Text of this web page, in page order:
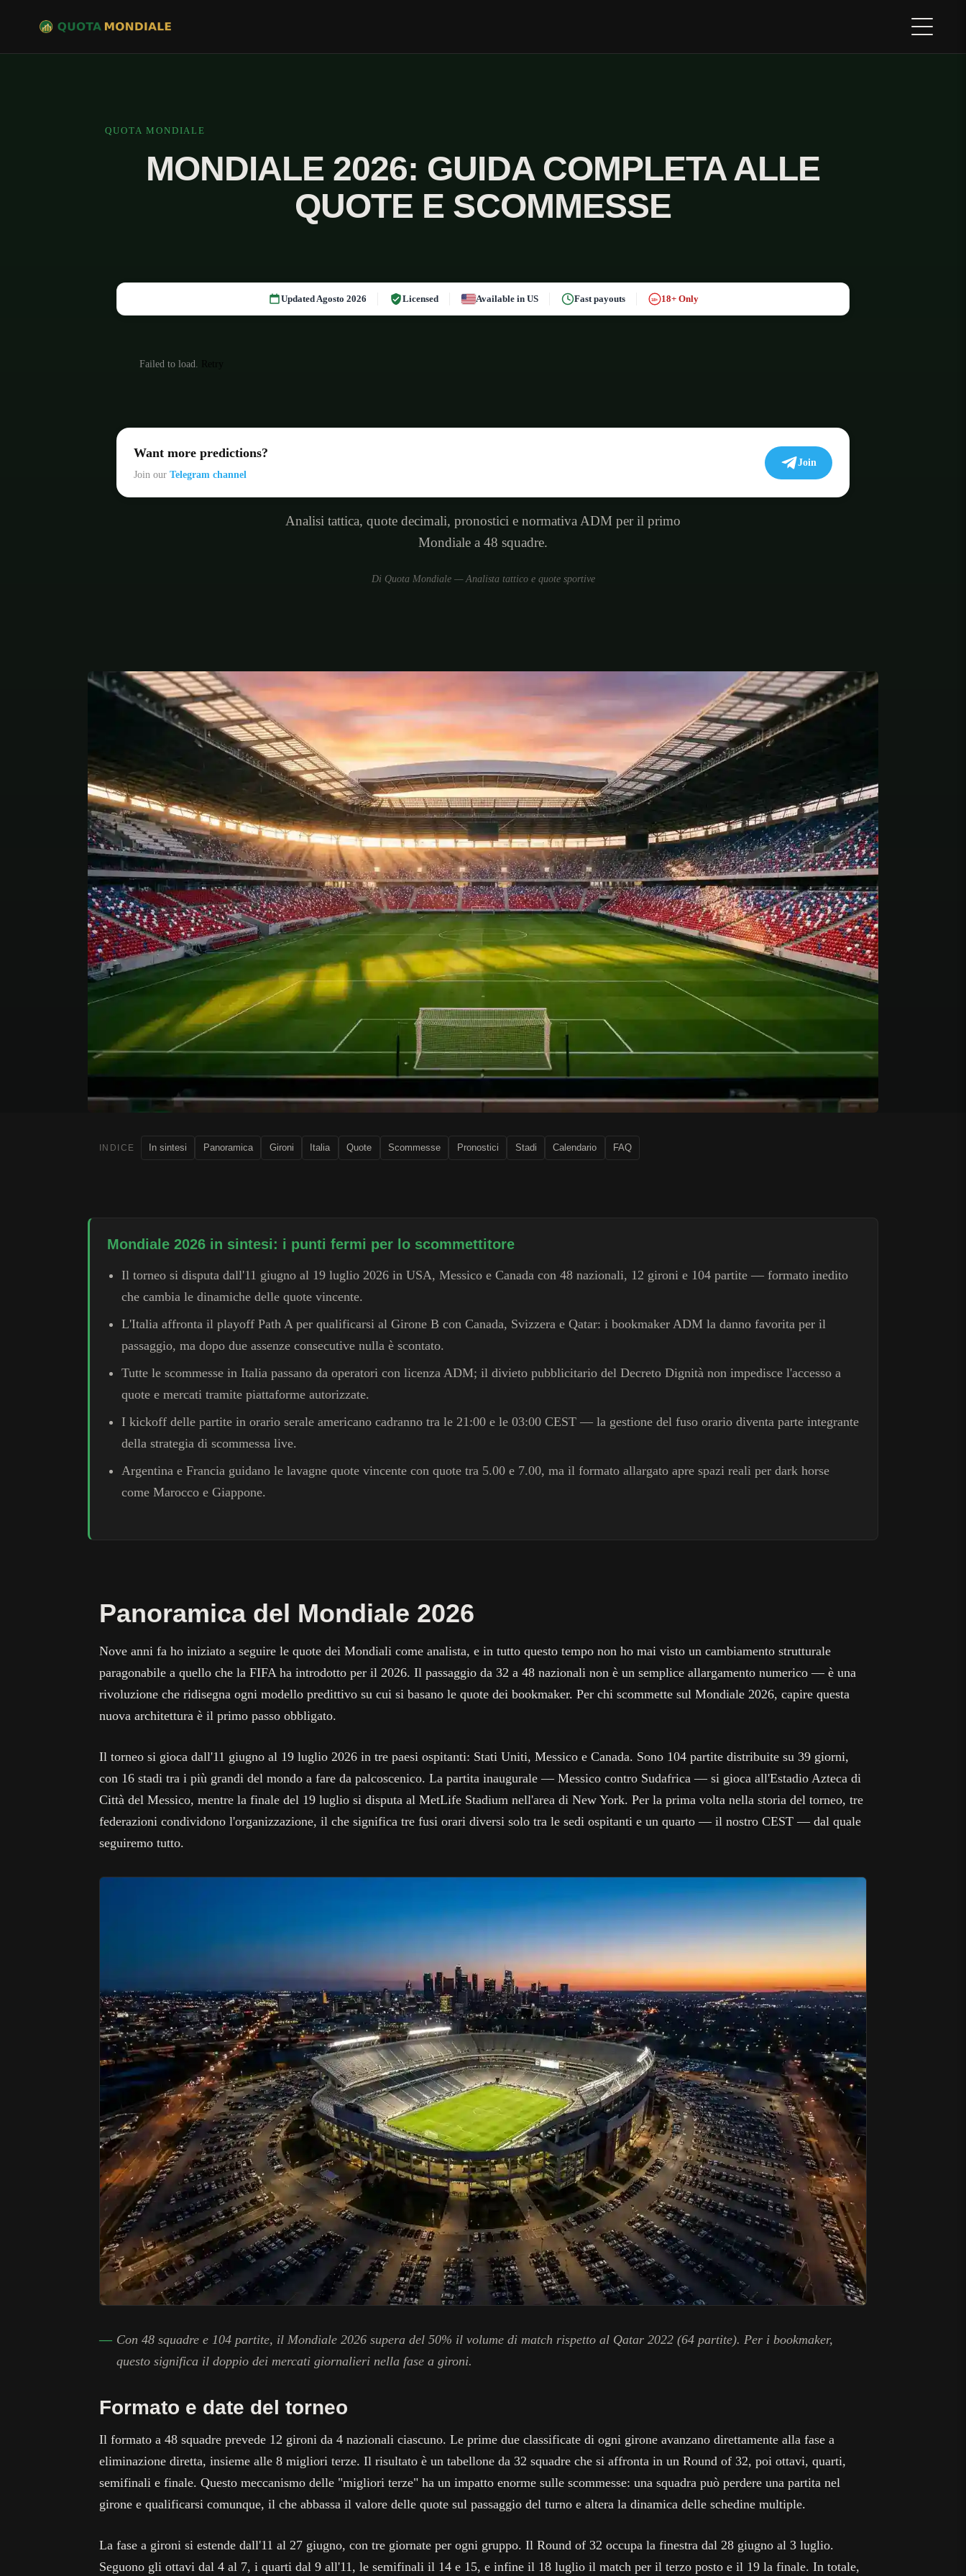
QUOTA MONDIALE
MONDIALE 2026: GUIDA COMPLETA ALLE
QUOTE E SCOMMESSE
Updated Agosto 2026 Licensed Available in US Fast payouts 18+ 18+ Only
Failed to load. Retry
Want more predictions?
Join our Telegram channel
Join
Analisi tattica, quote decimali, pronostici e normativa ADM per il primo
Mondiale a 48 squadre.
Di Quota Mondiale — Analista tattico e quote sportive
INDICE In sintesi Panoramica Gironi Italia Quote Scommesse Pronostici Stadi Calendario FAQ
Mondiale 2026 in sintesi: i punti fermi per lo scommettitore
Il torneo si disputa dall'11 giugno al 19 luglio 2026 in USA, Messico e Canada con 48 nazionali, 12 gironi e 104 partite — formato inedito
che cambia le dinamiche delle quote vincente.
L'Italia affronta il playoff Path A per qualificarsi al Girone B con Canada, Svizzera e Qatar: i bookmaker ADM la danno favorita per il
passaggio, ma dopo due assenze consecutive nulla è scontato.
Tutte le scommesse in Italia passano da operatori con licenza ADM; il divieto pubblicitario del Decreto Dignità non impedisce l'accesso a
quote e mercati tramite piattaforme autorizzate.
I kickoff delle partite in orario serale americano cadranno tra le 21:00 e le 03:00 CEST — la gestione del fuso orario diventa parte integrante
della strategia di scommessa live.
Argentina e Francia guidano le lavagne quote vincente con quote tra 5.00 e 7.00, ma il formato allargato apre spazi reali per dark horse
come Marocco e Giappone.
Panoramica del Mondiale 2026
Nove anni fa ho iniziato a seguire le quote dei Mondiali come analista, e in tutto questo tempo non ho mai visto un cambiamento strutturale
paragonabile a quello che la FIFA ha introdotto per il 2026. Il passaggio da 32 a 48 nazionali non è un semplice allargamento numerico — è una
rivoluzione che ridisegna ogni modello predittivo su cui si basano le quote dei bookmaker. Per chi scommette sul Mondiale 2026, capire questa
nuova architettura è il primo passo obbligato.
Il torneo si gioca dall'11 giugno al 19 luglio 2026 in tre paesi ospitanti: Stati Uniti, Messico e Canada. Sono 104 partite distribuite su 39 giorni,
con 16 stadi tra i più grandi del mondo a fare da palcoscenico. La partita inaugurale — Messico contro Sudafrica — si gioca all'Estadio Azteca di
Città del Messico, mentre la finale del 19 luglio si disputa al MetLife Stadium nell'area di New York. Per la prima volta nella storia del torneo, tre
federazioni condividono l'organizzazione, il che significa tre fusi orari diversi solo tra le sedi ospitanti e un quarto — il nostro CEST — dal quale
seguiremo tutto.
Con 48 squadre e 104 partite, il Mondiale 2026 supera del 50% il volume di match rispetto al Qatar 2022 (64 partite). Per i bookmaker,
questo significa il doppio dei mercati giornalieri nella fase a gironi.
Formato e date del torneo
Il formato a 48 squadre prevede 12 gironi da 4 nazionali ciascuno. Le prime due classificate di ogni girone avanzano direttamente alla fase a
eliminazione diretta, insieme alle 8 migliori terze. Il risultato è un tabellone da 32 squadre che si affronta in un Round of 32, poi ottavi, quarti,
semifinali e finale. Questo meccanismo delle "migliori terze" ha un impatto enorme sulle scommesse: una squadra può perdere una partita nel
girone e qualificarsi comunque, il che abbassa il valore delle quote sul passaggio del turno e altera la dinamica delle schedine multiple.
La fase a gironi si estende dall'11 al 27 giugno, con tre giornate per ogni gruppo. Il Round of 32 occupa la finestra dal 28 giugno al 3 luglio.
Seguono gli ottavi dal 4 al 7, i quarti dal 9 all'11, le semifinali il 14 e 15, e infine il 18 luglio il match per il terzo posto e il 19 la finale. In totale,